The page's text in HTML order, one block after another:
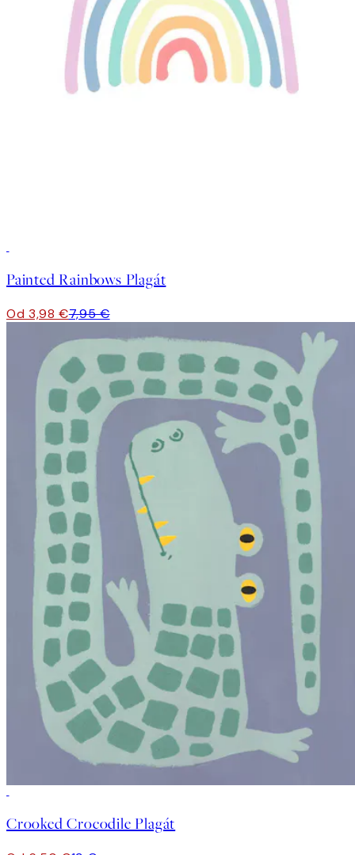
Painted Rainbows Plagát
Od 3,98 €7,95 €
Crooked Crocodile Plagát